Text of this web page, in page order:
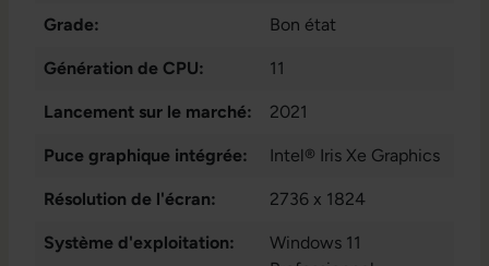
Grade: Bon état
Génération de CPU: 11
Lancement sur le marché: 2021
Puce graphique intégrée: Intel® Iris Xe Graphics
Résolution de l'écran: 2736 x 1824
Système d'exploitation:
Windows 11